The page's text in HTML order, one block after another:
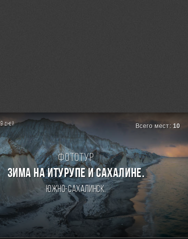
9дней Всего мест: 10
Фототур
Зима на Итурупе и Сахалине.
Южно-Сахалинск.